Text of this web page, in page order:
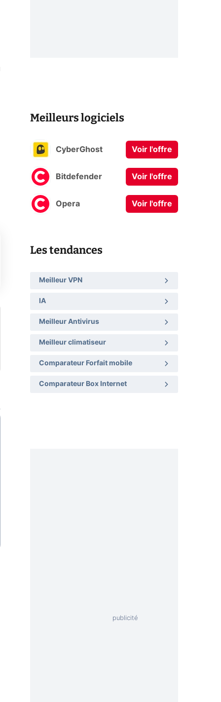
Meilleurs logiciels
CyberGhost Voir l'offre
Bitdefender Voir l'offre
Opera Voir l'offre
Les tendances
Meilleur VPN
IA
Meilleur Antivirus
Meilleur climatiseur
Comparateur Forfait mobile
Comparateur Box Internet